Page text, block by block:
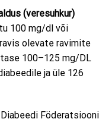
(veresuhkur)
100 mg/dl või
olevate ravimite
100–125 mg/DL
ja üle 126
Föderatsiooni